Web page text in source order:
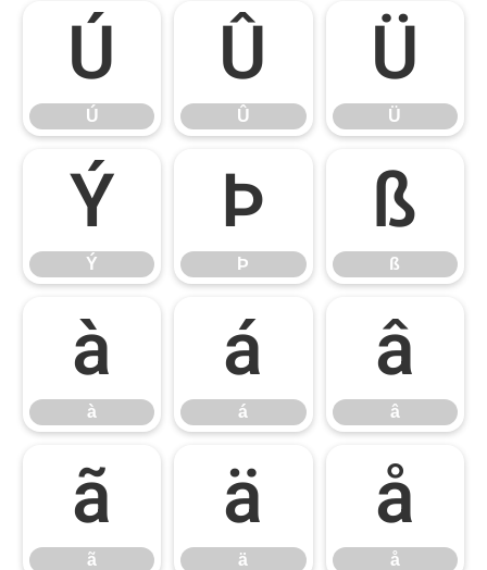
Ú
Ú
Û
Û
Ü
Ü
Ý
Ý
Þ
Þ
ß
ß
à
à
á
á
â
â
ã
ã
ä
ä
å
å